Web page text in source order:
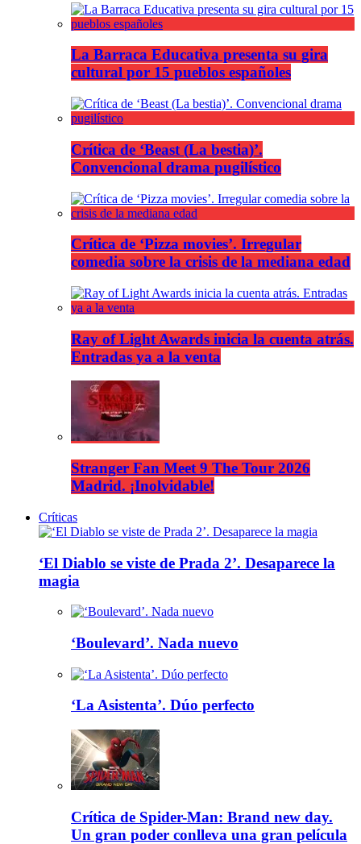
La Barraca Educativa presenta su gira
cultural por 15 pueblos españoles
Crítica de ‘Beast (La bestia)’.
Convencional drama pugilístico
Crítica de ‘Pizza movies’. Irregular
comedia sobre la crisis de la mediana edad
Ray of Light Awards inicia la cuenta atrás.
Entradas ya a la venta
Stranger Fan Meet 9 The Tour 2026
Madrid. ¡Inolvidable!
Críticas
‘El Diablo se viste de Prada 2’. Desaparece la
magia
‘Boulevard’. Nada nuevo
‘La Asistenta’. Dúo perfecto
Crítica de Spider-Man: Brand new day.
Un gran poder conlleva una gran película